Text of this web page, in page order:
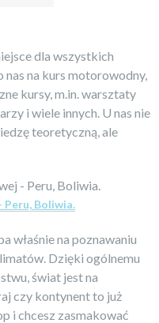
dla wszystkich
nas na kurs motorowodny,
kursy, m.in. warsztaty
i wiele innych. U nas nie
teoretyczną, ale
Peru, Boliwia.
właśnie na poznawaniu
Dzięki ogólnemu
świat jest na
czy kontynent to już
i chcesz zasmakować